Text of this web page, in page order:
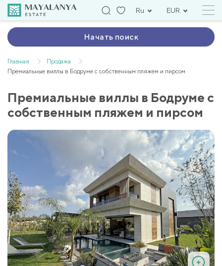
Ru EUR
Начать поиск
Главная
Продажа
Премиальные виллы в Бодруме с собственным пляжем и пирсом
Премиальные виллы в Бодруме с
собственным пляжем и пирсом